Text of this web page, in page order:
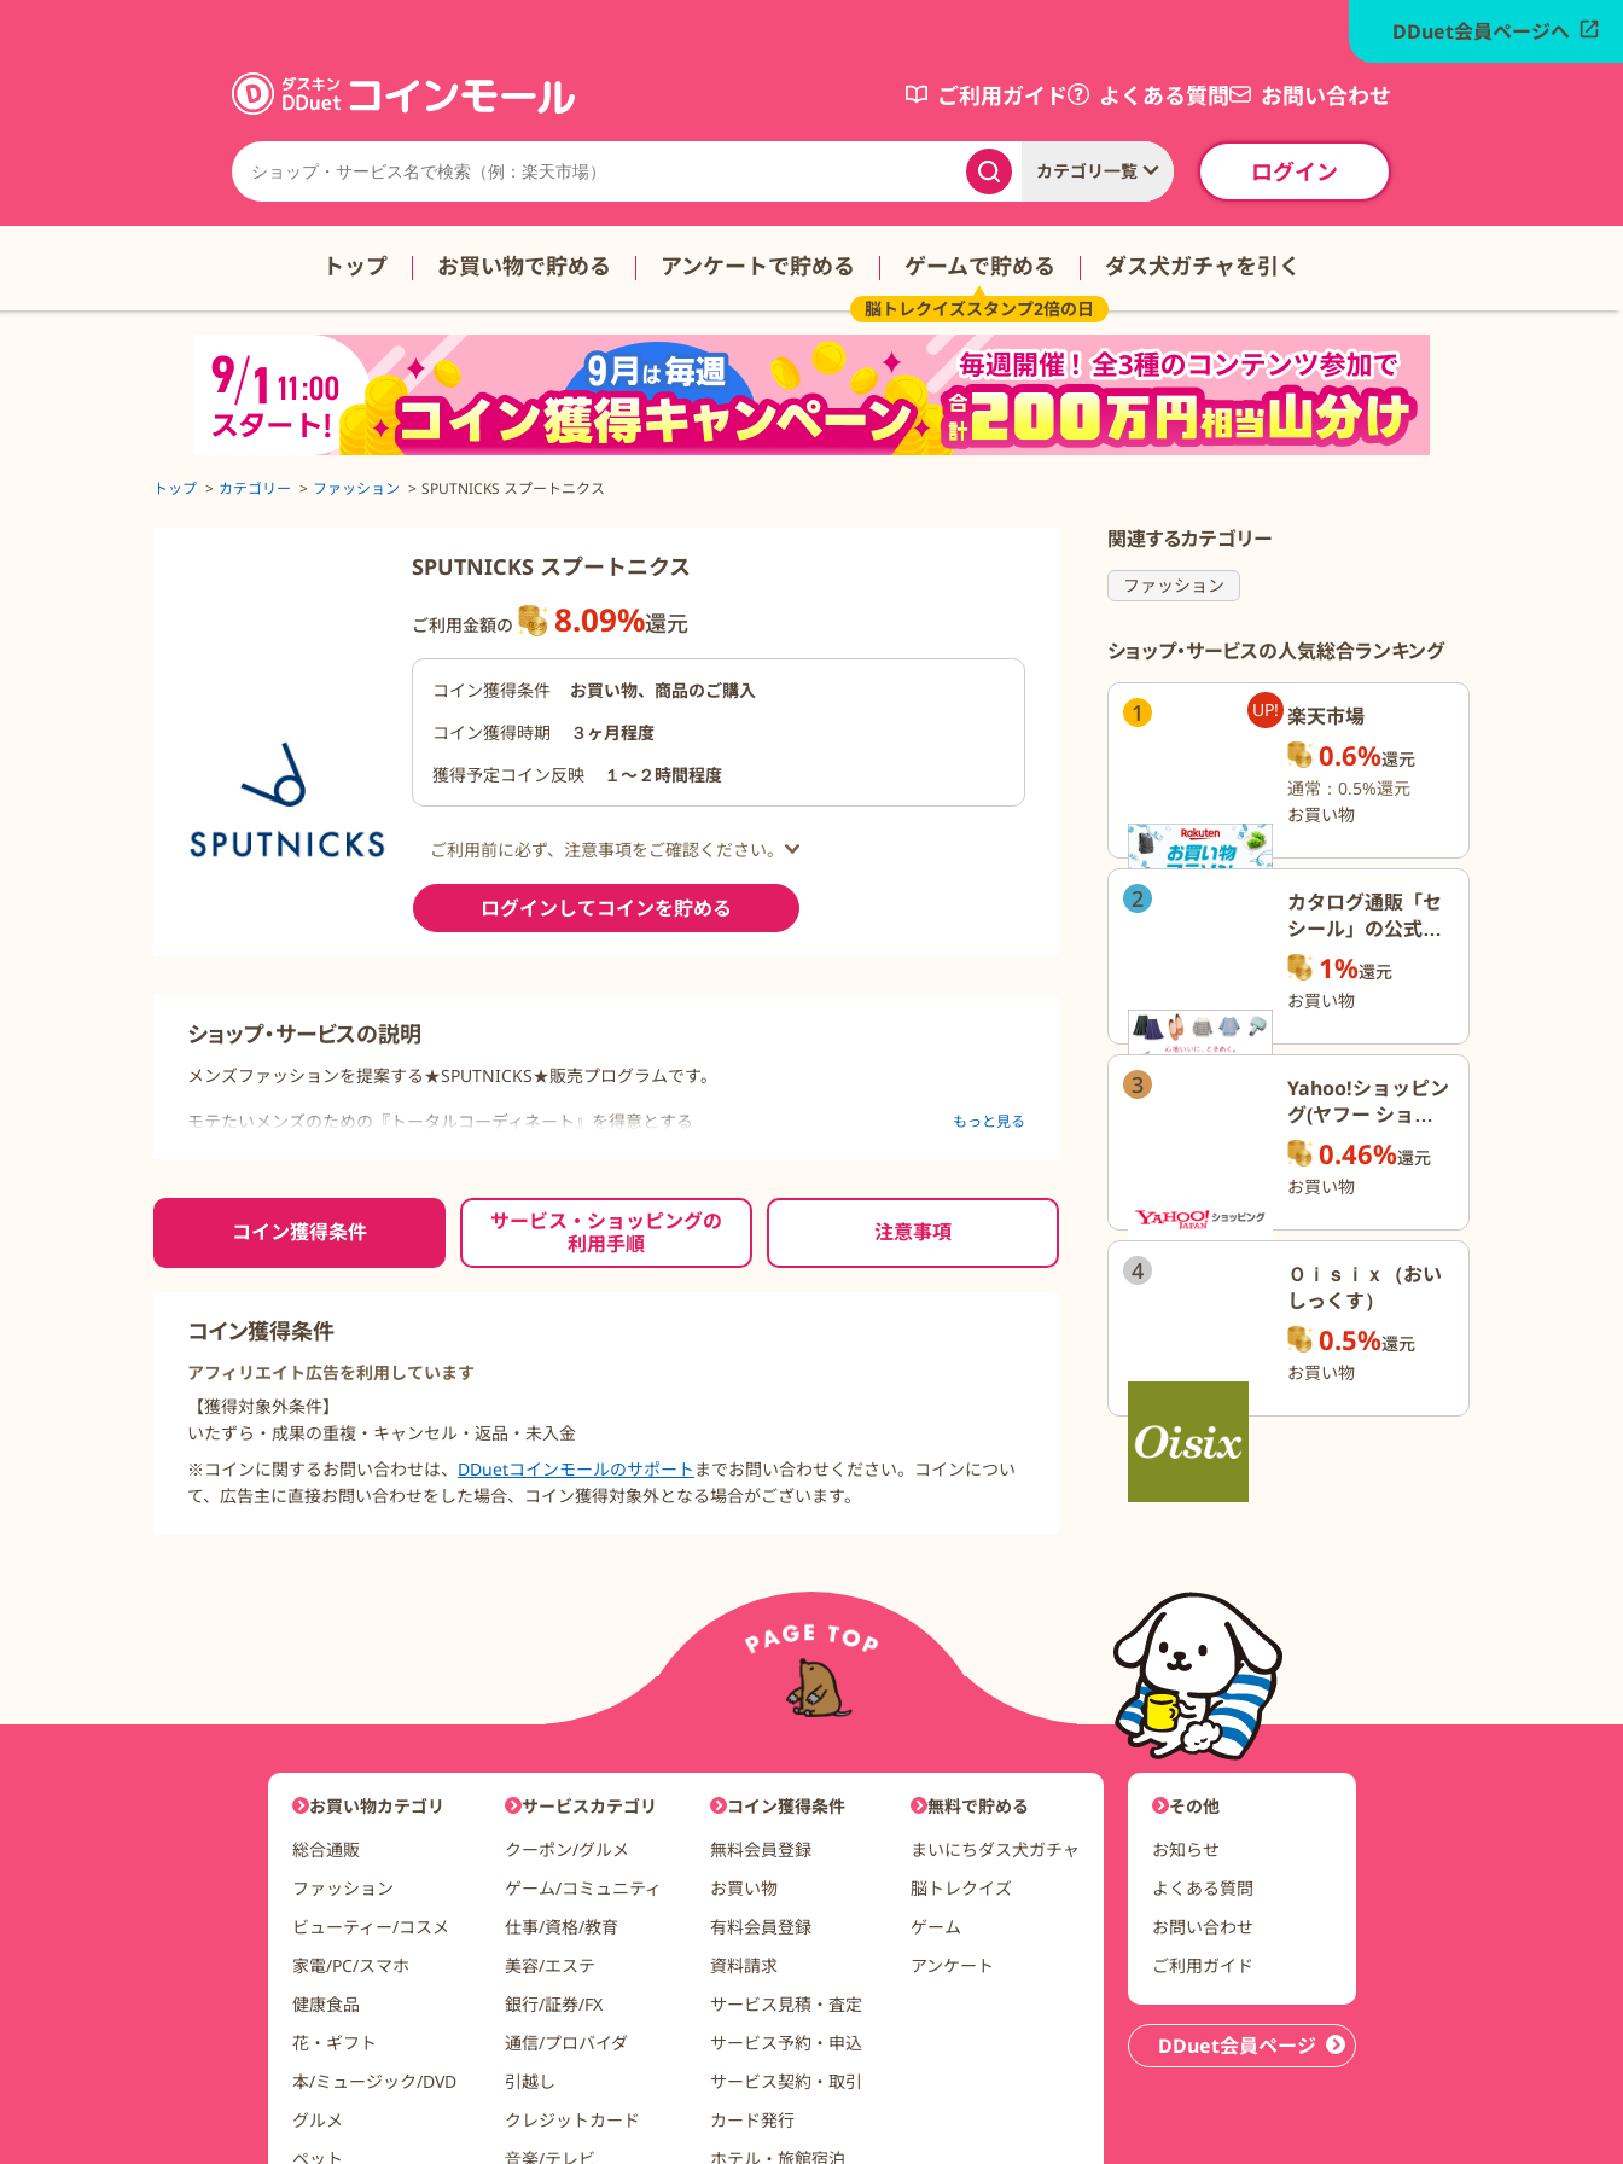
ご利用ガイド よくある質問 お問い合わせ
カテゴリ一覧 ログイン
DDuet会員ページへ
トップ お買い物で貯める アンケートで貯める ゲームで貯める
脳トレクイズスタンプ2倍の日
ダス犬ガチャを引く
トップ カテゴリー ファッション SPUTNICKS スプートニクス
SPUTNICKS スプートニクス
ご利用金額の 8.09%還元
コイン獲得条件
お買い物、商品のご購入
コイン獲得時期
３ヶ月程度
獲得予定コイン反映
１〜２時間程度
ご利用前に必ず、注意事項をご確認ください。
ログインしてコインを貯める
ショップ・サービスの説明
メンズファッションを提案する★SPUTNICKS★販売プログラムです。
モテたいメンズのための『トータルコーディネート』を得意とする
取り揃えており、リピーターも多く、高い支持を集めています。
特徴はなんと言ってもコストパーフォーマンスが高い商品や、他店では手に入らないオリジナルブランドなど
もっと見る
ご利用前に必ずお読みください
コイン獲得条件
サービス・ショッピングの
利用手順
注意事項
コイン獲得条件
アフィリエイト広告を利用しています
【獲得対象外条件】
いたずら・成果の重複・キャンセル・返品・未入金
※コインに関するお問い合わせは、 DDuetコインモールのサポート までお問い合わせください。コインについ
て、広告主に直接お問い合わせをした場合、コイン獲得対象外となる場合がございます。
関連するカテゴリー
ファッション
ショップ・サービスの人気総合ランキング
1 UP! 楽天市場
0.6%還元
通常：0.5%還元
お買い物
2
カタログ通販「セ
シール」の公式オ
ンラインショップ
1%還元
お買い物
3
Yahoo!ショッピン
グ(ヤフー ショッ
ピング)0.46%還元
お買い物
4
Ｏｉｓｉｘ（おい
しっくす）
0.5%還元
お買い物
DDuetコインモールナビゲーション
お買い物カテゴリ
総合通販
ファッション
ビューティー/コスメ
家電/PC/スマホ
健康食品
花・ギフト
本/ミュージック/DVD
グルメ
ペット
サービスカテゴリ
クーポン/グルメ
ゲーム/コミュニティ
仕事/資格/教育
美容/エステ
銀行/証券/FX
通信/プロバイダ
引越し
クレジットカード
音楽/テレビ
コイン獲得条件
無料会員登録
お買い物
有料会員登録
資料請求
サービス見積・査定
サービス予約・申込
サービス契約・取引
カード発行
ホテル・旅館宿泊
無料で貯める
まいにちダス犬ガチャ
脳トレクイズ
ゲーム
アンケート
ユーザーナビゲーション
その他
お知らせ
よくある質問
お問い合わせ
ご利用ガイド
DDuet会員ページ